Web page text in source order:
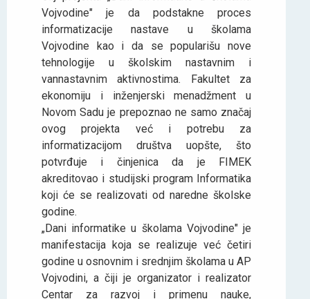
Vojvodine" je da podstakne proces
informatizacije nastave u školama
Vojvodine kao i da se popularišu nove
tehnologije u školskim nastavnim i
vannastavnim aktivnostima. Fakultet za
ekonomiju i inženjerski menadžment u
Novom Sadu je prepoznao ne samo značaj
ovog projekta već i potrebu za
informatizacijom društva uopšte, što
potvrđuje i činjenica da je FIMEK
akreditovao i studijski program Informatika
koji će se realizovati od naredne školske
godine.
„Dani informatike u školama Vojvodine" je
manifestacija koja se realizuje već četiri
godine u osnovnim i srednjim školama u AP
Vojvodini, a čiji je organizator i realizator
Centar za razvoj i primenu nauke,